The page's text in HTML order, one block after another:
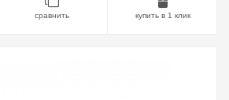
сравнить купить в 1 клик